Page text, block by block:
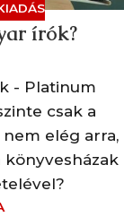
írók?
- Platinum
csak a
elég arra,
könyvesházak